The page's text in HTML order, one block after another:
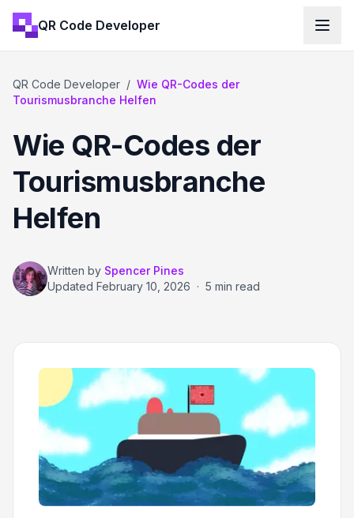
QR Code Developer
QR Code Developer / Wie QR-Codes der
Tourismusbranche Helfen
Wie QR-Codes der
Tourismusbranche
Helfen
Written by Spencer Pines
Updated February 10, 2026 · 5 min read